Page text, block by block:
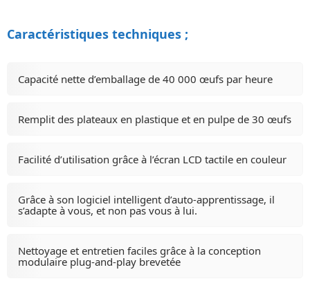
Caractéristiques techniques ;
Capacité nette d’emballage de 40 000 œufs par heure
Remplit des plateaux en plastique et en pulpe de 30 œufs
Facilité d’utilisation grâce à l’écran LCD tactile en couleur
Grâce à son logiciel intelligent d’auto-apprentissage, il
s’adapte à vous, et non pas vous à lui.
Nettoyage et entretien faciles grâce à la conception
modulaire plug-and-play brevetée